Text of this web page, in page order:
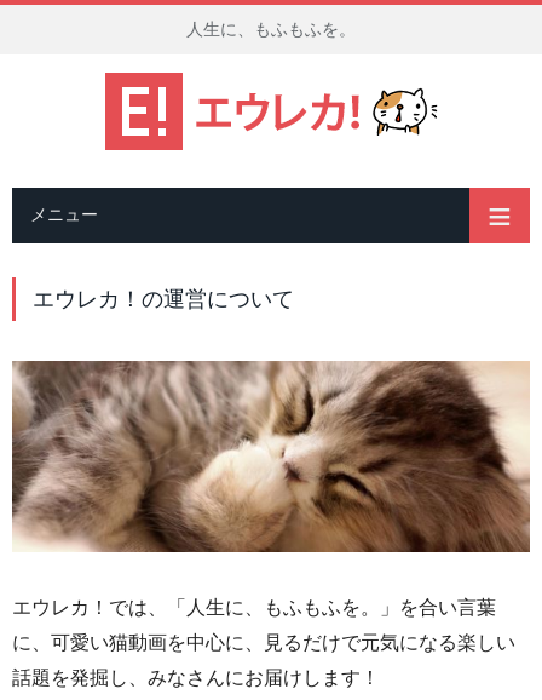
人生に、もふもふを。
メニュー
エウレカ！の運営について
エウレカ！では、「人生に、もふもふを。」を合い言葉
に、可愛い猫動画を中心に、見るだけで元気になる楽しい
話題を発掘し、みなさんにお届けします！